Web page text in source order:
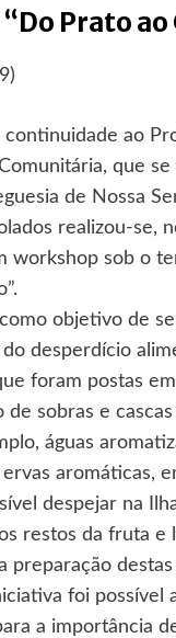
Prato ao
continuidade ao
que
de Nossa
realizou-se,
workshop sob o
objetivo de
desperdício
foram postas
de sobras e
águas
aromáticas,
despejar na
restos da fruta e
preparação
foi possível
a importância